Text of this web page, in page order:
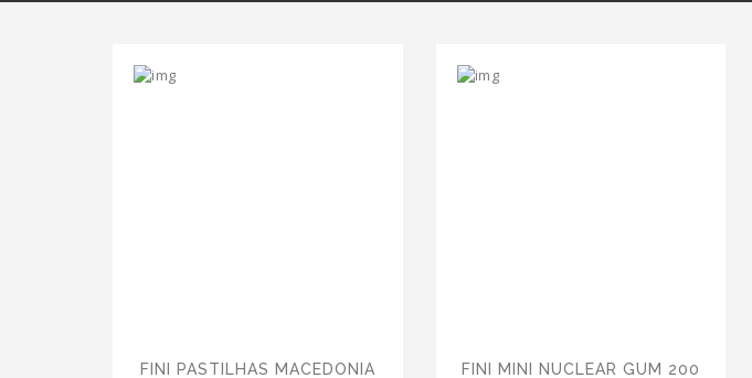
FINI PASTILHAS MACEDONIA
FINI MINI NUCLEAR GUM 200